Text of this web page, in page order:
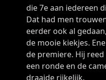
die 7e aan iedereen
Dat had men
eerder ook al
de mooie kiekjes.
de premiere. Hij reed
een ronde en de
draaide rijkelijk.